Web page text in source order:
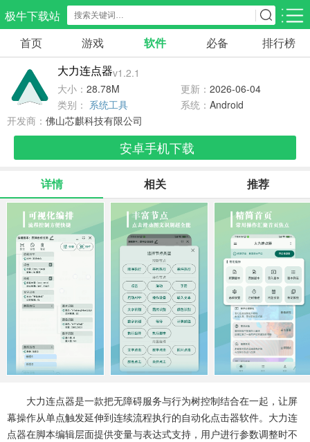
极牛下载站
应用分类 游戏分类
生活服务
298款应用
教育学习
178款应用
84款应用
游戏辅助
478款应用
216款应用
社交聊天
184款应用
电子图书
441款应用
移动办公
184款应用
新闻阅读
43款应用
金融理财
54款应用
媒体影音
603款应用
系统工具
647款应用
健康医疗
53款应用
ai工具
336款应用
娱乐资讯
首页 游戏 软件 必备 排行榜
大力连点器v1.2.1
大小： 28.78M 更新： 2026-06-04
类别： 系统工具 系统： Android
开发商： 佛山芯麒科技有限公司
安卓手机下载
详情 相关 推荐
大力连点器是一款把无障碍服务与行为树控制结合在一起，让屏
幕操作从单点触发延伸到连续流程执行的自动化点击器软件。大力连
点器在脚本编辑层面提供变量与表达式支持，用户进行参数调整时不